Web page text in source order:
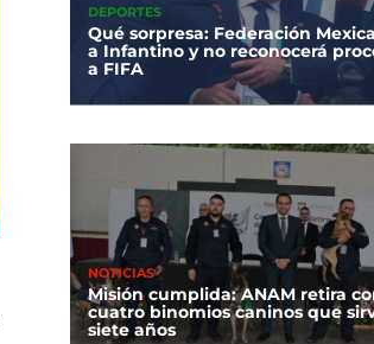
DEPORTES
Qué sorpresa: Federación
a Infantino y no reconocerá
a FIFA
NOTICIAS
Misión cumplida: ANAM retira
cuatro binomios caninos que
siete años